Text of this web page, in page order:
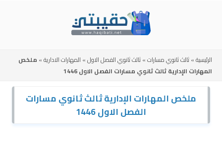
الرئيسية»ثالث ثانوي مسارات»ثالث ثانوي الفصل الاول» المهارات الادارية» ملخص
المهارات الإدارية ثالث ثانوي مسارات الفصل الاول 1446
ملخص المهارات الإدارية ثالث ثانوي مسارات
الفصل الاول 1446